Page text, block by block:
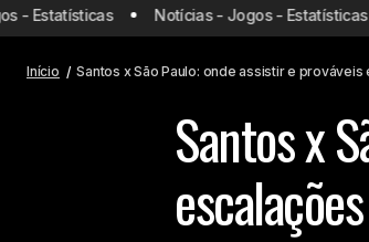
Corinthians x Noroeste: onde assistir e
prováveis escalações
Estatísticas Notícias - Jogos - Estatísticas
Início Santos x São Paulo: onde assistir e prováveis
Santos x
escalações